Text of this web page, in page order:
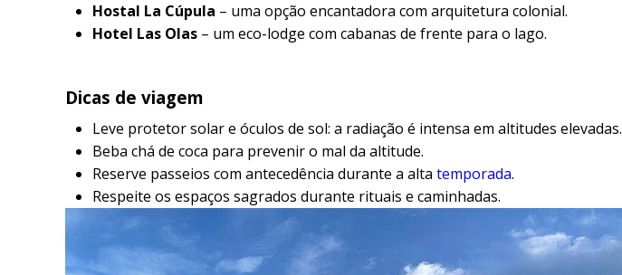
Hostal La Cúpula – uma opção encantadora com arquitetura colonial.
Hotel Las Olas – um eco-lodge com cabanas de frente para o lago.
Dicas de viagem
Leve protetor solar e óculos de sol: a radiação é intensa em altitudes elevadas.
Beba chá de coca para prevenir o mal da altitude.
Reserve passeios com antecedência durante a alta temporada.
Respeite os espaços sagrados durante rituais e caminhadas.